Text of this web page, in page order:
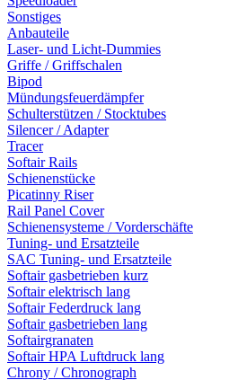
Sonstiges
Anbauteile
Laser- und Licht-Dummies
Griffe / Griffschalen
Bipod
Mündungsfeuerdämpfer
Schulterstützen / Stocktubes
Silencer / Adapter
Tracer
Softair Rails
Schienenstücke
Picatinny Riser
Rail Panel Cover
Schienensysteme / Vorderschäfte
Tuning- und Ersatzteile
SAC Tuning- und Ersatzteile
Softair gasbetrieben kurz
Softair elektrisch lang
Softair Federdruck lang
Softair gasbetrieben lang
Softairgranaten
Softair HPA Luftdruck lang
Chrony / Chronograph